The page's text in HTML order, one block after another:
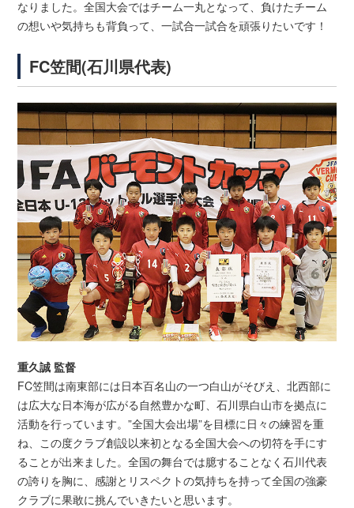
なりました。全国大会ではチーム一丸となって、負けたチーム
の想いや気持ちも背負って、一試合一試合を頑張りたいです！
FC笠間(石川県代表)
重久誠 監督
FC笠間は南東部には日本百名山の一つ白山がそびえ、北西部に
は広大な日本海が広がる自然豊かな町、石川県白山市を拠点に
活動を行っています。”全国大会出場”を目標に日々の練習を重
ね、この度クラブ創設以来初となる全国大会への切符を手にす
ることが出来ました。全国の舞台では臆することなく石川代表
の誇りを胸に、感謝とリスペクトの気持ちを持って全国の強豪
クラブに果敢に挑んでいきたいと思います。